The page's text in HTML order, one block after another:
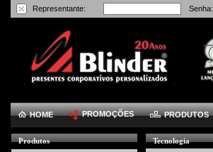
Representante: Senha:
HOME PROMOÇÕES PRODUTOS
Produtos
Tecnologia